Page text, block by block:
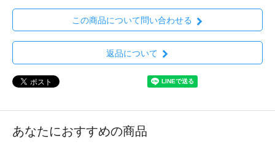
この商品について問い合わせる
返品について
あなたにおすすめの商品